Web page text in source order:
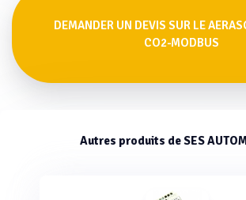
DEMANDER UN DEVIS SUR LE
CO2-MODBUS
Autres produits de SES